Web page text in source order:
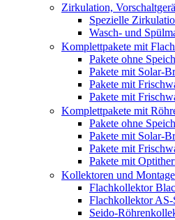
Zirkulation,
Spezielle
Wasch- und
Komplettpakete mit
Pakete ohne
Pakete mit Solar-
Pakete mit
Pakete mit
Komplettpakete mit
Pakete ohne
Pakete mit Solar-
Pakete mit
Pakete mit
Kollektoren und
Flachkollektor
Flachkollektor
Seido-